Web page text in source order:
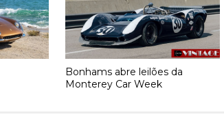
Bonhams abre leilões da
Monterey Car Week